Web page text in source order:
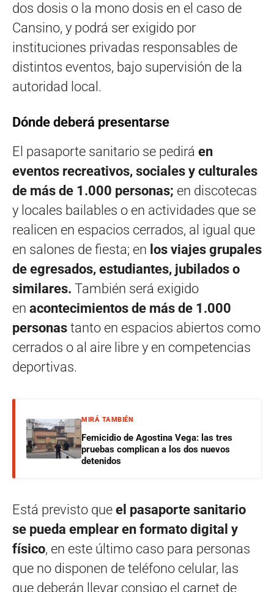
dos dosis o la mono dosis en el caso de
Cansino, y podrá ser exigido por
instituciones privadas responsables de
distintos eventos, bajo supervisión de la
autoridad local.
Dónde deberá presentarse
El pasaporte sanitario se pedirá en
eventos recreativos, sociales y culturales
de más de 1.000 personas; en discotecas
y locales bailables o en actividades que se
realicen en espacios cerrados, al igual que
en salones de fiesta; en los viajes grupales
de egresados, estudiantes, jubilados o
similares. También será exigido
en acontecimientos de más de 1.000
personas tanto en espacios abiertos como
cerrados o al aire libre y en competencias
deportivas.
MIRÁ TAMBIÉN
Femicidio de Agostina Vega: las tres
pruebas complican a los dos nuevos
detenidos
Está previsto que el pasaporte sanitario
se pueda emplear en formato digital y
físico, en este último caso para personas
que no disponen de teléfono celular, las
que deberán llevar consigo el carnet de